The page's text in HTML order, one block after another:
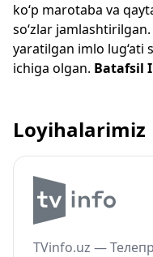
ko‘p marotaba va
so‘zlar
yaratilgan imlo lug‘ati
ichiga olgan. Batafsil
Loyihalarimiz
TVinfo.uz —